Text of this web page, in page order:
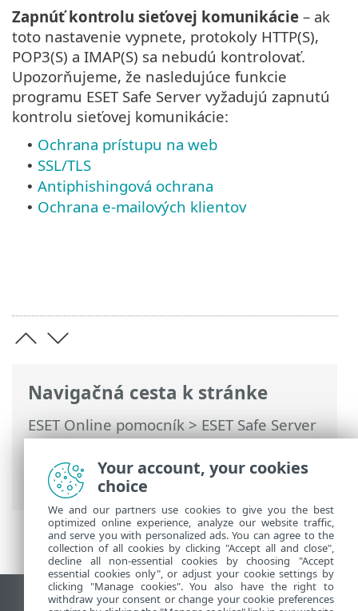
Navigačná cesta k stránke
ESET Online pomocník>ESET Safe Server
>Práca s programom ESET Safe Server>
Rozšírené nastavenia>Kontroly>
Kontrola sieťovej komunikácie
Zapnúť kontrolu sieťovej komunikácie – ak
toto nastavenie vypnete, protokoly HTTP(S),
POP3(S) a IMAP(S) sa nebudú kontrolovať.
Upozorňujeme, že nasledujúce funkcie
programu ESET Safe Server vyžadujú zapnutú
kontrolu sieťovej komunikácie:
• Ochrana prístupu na web
• SSL/TLS
• Antiphishingová ochrana
• Ochrana e‑mailových klientov
Your account, your cookies
choice
We and our partners use cookies to give you the best
optimized online experience, analyze our website traffic,
and serve you with personalized ads. You can agree to the
collection of all cookies by clicking "Accept all and close",
decline all non-essential cookies by choosing "Accept
essential cookies only", or adjust your cookie settings by
clicking "Manage cookies". You also have the right to
withdraw your consent or change your cookie preferences